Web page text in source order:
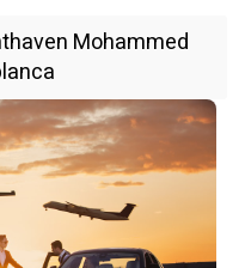
Mohammed